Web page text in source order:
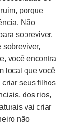
porque
Não
sobreviver.
sobreviver,
você encontra
local que você
criar seus filhos
dos rios,
vai criar
não